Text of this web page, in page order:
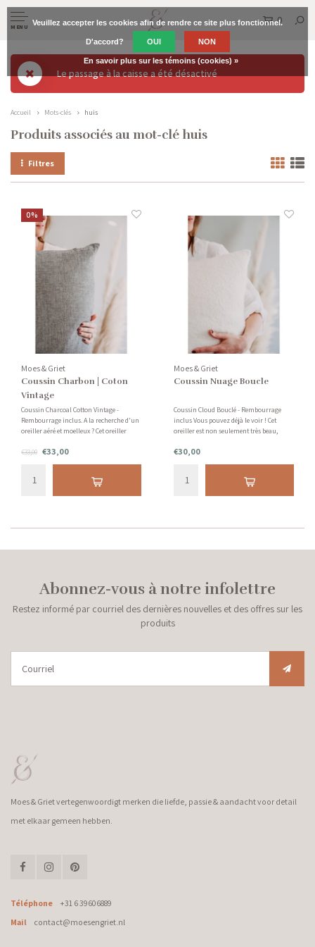
MENU
0
Le passage à la caisse a été désactivé
Accueil Mots-clés huis
Produits associés au mot-clé huis
Filtres
0%
Moes & Griet
Coussin Charbon | Coton
Vintage
Coussin Charcoal Cotton Vintage -
Rembourrage inclus. A la recherche d'un
oreiller aéré et moelleux ? Cet oreiller
assure un repos optimal dans votre
chambre (à coucher). Disponible en
€33,00 €33,00
Moes & Griet
Coussin Nuage Boucle
Coussin Cloud Bouclé - Rembourrage
inclus Vous pouvez déjà le voir ! Cet
oreiller est non seulement très beau,
Également disponible en gris et autres
tailles. Cet oreiller est composé de 95 % de
€30,00
Abonnez-vous à notre infolettre
Restez informé par courriel des dernières nouvelles et des offres sur les
produits
Moes & Griet vertegenwoordigt merken die liefde, passie & aandacht voor detail
met elkaar gemeen hebben.
Téléphone
+31 6 39606889
Mail
contact@moesengriet.nl
Veuillez accepter les cookies afin de rendre ce site plus fonctionnel.
D'accord? OUI NON
En savoir plus sur les témoins (cookies) »